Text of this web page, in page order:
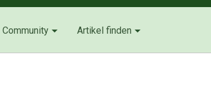
Community Artikel finden